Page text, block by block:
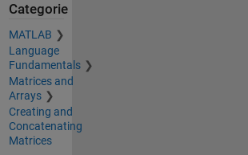
Categorie
MATLAB
Language
Fundamentals
Matrices and
Arrays
Creating and
Concatenating
Matrices